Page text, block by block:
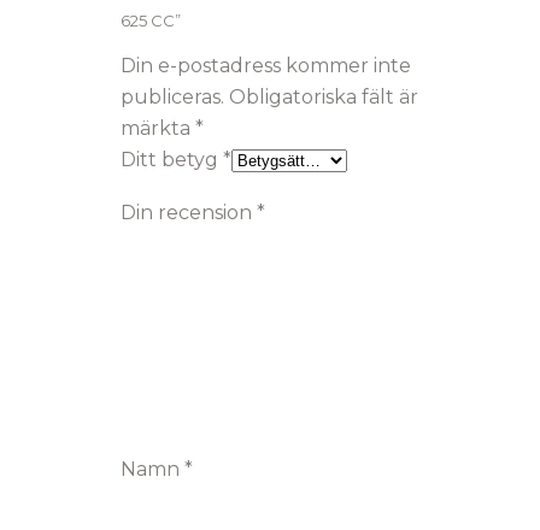
625 CC”
Din e-postadress kommer inte
publiceras. Obligatoriska fält är
märkta *
Ditt betyg *
Din recension *
Namn *